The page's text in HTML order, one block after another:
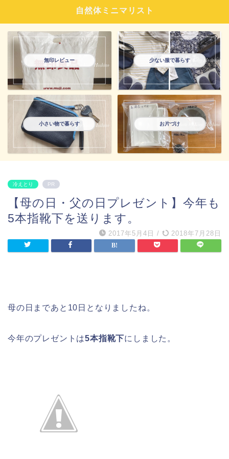
自然体ミニマリスト
無印レビュー 少ない服で暮らす
小さい物で暮らす お片づけ
冷えとり PR
【母の日・父の日プレゼント】今年も
5本指靴下を送ります。
2017年5月4日 / 2018年7月28日
母の日まであと10日となりましたね。
今年のプレゼントは5本指靴下にしました。